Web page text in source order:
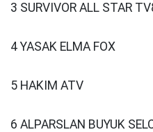
3 SURVIVOR ALL STAR
4 YASAK ELMA FOX
5 HAKIM ATV
6 ALPARSLAN BUYUK